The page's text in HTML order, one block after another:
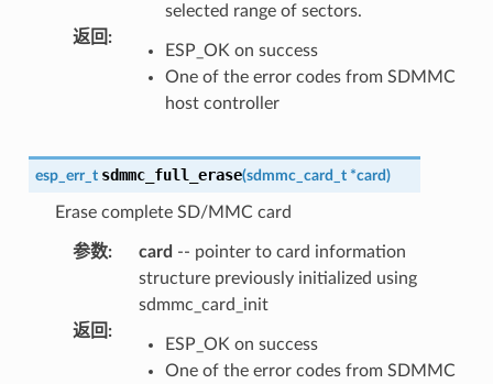
selected range of sectors.
返回 :
ESP_OK on success
One of the error codes from SDMMC
host controller
esp_err_t sdmmc_full_erase(sdmmc_card_t *card)
Erase complete SD/MMC card
参数: card -- pointer to card information
structure previously initialized using
sdmmc_card_init
返回 :
ESP_OK on success
One of the error codes from SDMMC